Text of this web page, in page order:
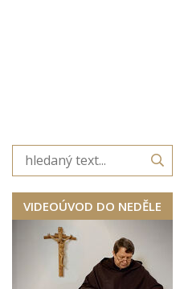
VIDEOÚVOD DO NEDĚLE